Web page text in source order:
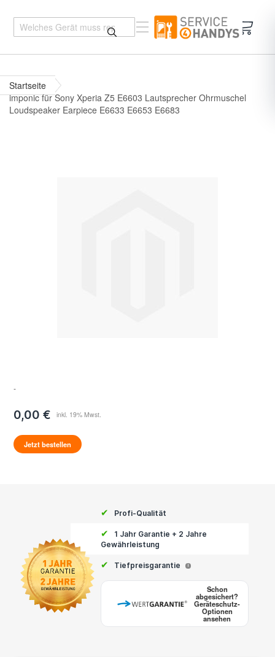
Startseite
imponic für Sony Xperia Z5 E6603 Lautsprecher Ohrmuschel
Loudspeaker Earpiece E6633 E6653 E6683
-
0,00 €
Jetzt bestellen
✔ Profi-Qualität
✔
1 Jahr Garantie + 2 Jahre
Gewährleistung
✔ Tiefpreisgarantie i
Schon
abgesichert?
Geräteschutz-
Optionen
ansehen